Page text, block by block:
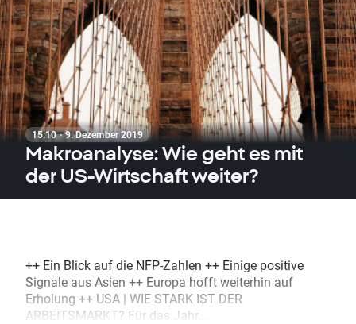
15:10 · 9. Dezember 2019
Makroanalyse: Wie geht es mit
der US-Wirtschaft weiter?
++ Ein Blick auf die NFP-Zahlen ++ Einige positive
Signale aus Asien ++ Europa hofft weiterhin auf
Erholung ++ USA | WIE STARK IST DER
ARBEITSMARKT? Für das Jahr...